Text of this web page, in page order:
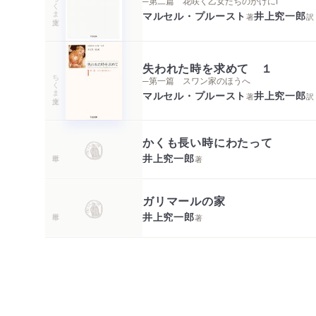
マルセル・プルースト 著井上究一郎訳
ちくま文庫
失われた時を求めて １
─第一篇 スワン家のほうへ
マルセル・プルースト 著井上究一郎訳
かくも長い時にわたって
井上究一郎著
ガリマールの家
井上究一郎著